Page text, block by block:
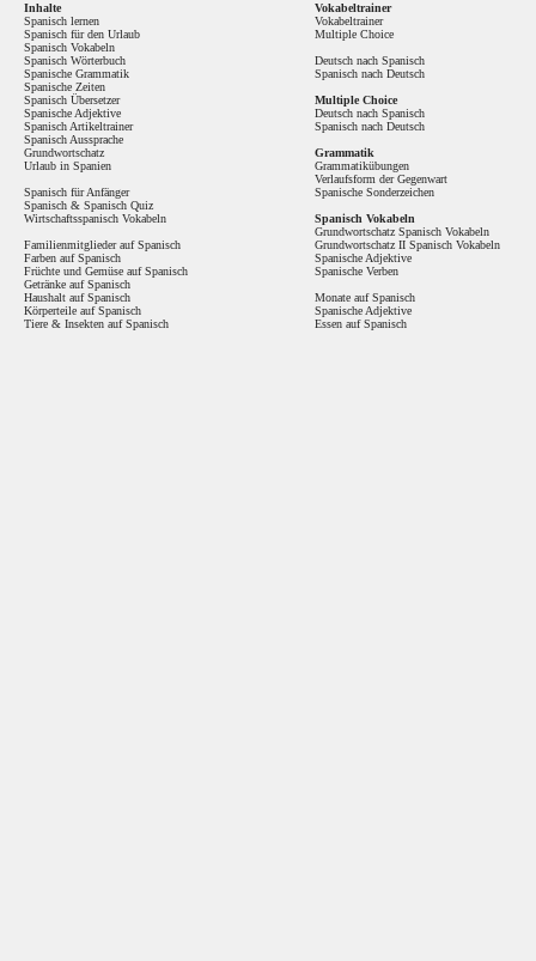
Inhalte
Spanisch lernen
Spanisch für den Urlaub
Spanisch Vokabeln
Spanisch Wörterbuch
Spanische Grammatik
Spanische Zeiten
Spanisch Übersetzer
Spanische Adjektive
Spanisch Artikeltrainer
Spanisch Aussprache
Grundwortschatz
Urlaub in Spanien
Spanisch für Anfänger
Spanisch & Spanisch Quiz
Wirtschaftsspanisch Vokabeln
Familienmitglieder auf Spanisch
Farben auf Spanisch
Früchte und Gemüse auf Spanisch
Getränke auf Spanisch
Haushalt auf Spanisch
Körperteile auf Spanisch
Tiere & Insekten auf Spanisch
Vokabeltrainer
Vokabeltrainer
Multiple Choice
Deutsch nach Spanisch
Spanisch nach Deutsch
Multiple Choice
Deutsch nach Spanisch
Spanisch nach Deutsch
Grammatik
Grammatikübungen
Verlaufsform der Gegenwart
Spanische Sonderzeichen
Spanisch Vokabeln
Grundwortschatz Spanisch Vokabeln
Grundwortschatz II Spanisch Vokabeln
Spanische Adjektive
Spanische Verben
Monate auf Spanisch
Spanische Adjektive
Essen auf Spanisch